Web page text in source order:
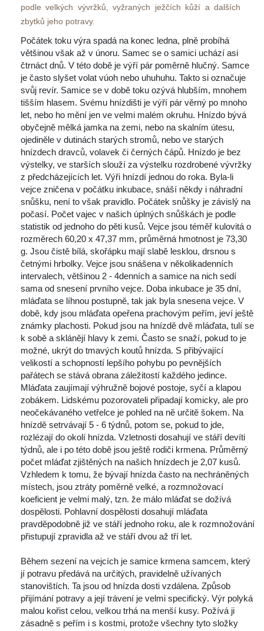
podle velkých vývržků, vyžraných ježčích kůží a dalších
zbytků jeho potravy.
Počátek toku výra spadá na konec ledna, plně probíhá
většinou však až v únoru. Samec se o samici uchází asi
čtrnáct dnů. V této době je výří pár poměrně hlučný. Samce
je často slyšet volat vúoh nebo uhuhuhu. Takto si označuje
vůj revír. Samice se v době toku ozývá hlubším, mnohem
tišším hlasem. Svému hnízdišti je výří pár věrný po mnoho
let, nebo ho mění jen ve velmi malém okruhu. Hnízdo bývá
obyčejně mělká jamka na zemi, nebo na skalním útesu,
ojediněle v dutinách starých stromů, nebo ve starých
hnízdech dravců, volavek či černých čápů. Hnízdo je bez
výstelky, ve starších slouží za výstelku rozdrobené vývržky
z předcházejících let. Výři hnízdí jednou do roka. Byla-li
vejce zničena v počátku inkubace, snáší někdy i náhradní
nůšku, není to však pravidlo. Počátek snůšky je závislý na
počasí. Počet vajec v našich úplných snůškách je podle
tatistik od jednoho do pěti kusů. Vejce jsou téměř kulovitá o
rozměrech 60,20 x 47,37 mm, průměrná hmotnost je 73,30
g. Jsou čistě bílá, skořápku mají slabě lesklou, drsnou s
četnými hrbolky. Vejce jsou snášena v několikadenních
intervalech, většinou 2 - 4denních a samice na nich sedí
ama od snesení prvního vejce. Doba inkubace je 35 dní,
mláďata se líhnou postupně, tak jak byla snesena vejce. V
době, kdy jsou mláďata opeřena prachovým peřím, jeví ještě
známky plachosti. Pokud jsou na hnízdě dvě mláďata, tulí se
k sobě a sklánějí hlavy k zemi. Často se snaží, pokud to je
možné, ukrýt do tmavých koutů hnízda. S přibývající
velikostí a schopností lepšího pohybu po pevnějších
pařátech se stává obrana záležitostí každého jedince.
Mláďata zaujímají výhružně bojové postoje, syčí a klapou
zobákem. Lidskému pozorovateli připadají komicky, ale pro
neočekávaného vetřelce je pohled na ně určitě šokem. Na
hnízdě setrvávají 5 - 6 týdnů, potom se, pokud to jde,
rozlézají do okolí hnízda. Vzletnosti dosahují ve stáří devíti
týdnů, ale i po této době jsou ještě rodiči krmena. Průměrný
počet mláďat zjištěných na našich hnízdech je 2,07 kusů.
Vzhledem k tomu, že bývají hnízda často na nechráněných
místech, jsou ztráty poměrně velké, a rozmnožovací
koeficient je velmi malý, tzn. že málo mláďat se dožívá
dospělosti. Pohlavní dospělosti dosahují mláďata
pravděpodobně již ve stáří jednoho roku, ale k rozmnožování
přistupují zpravidla až ve stáří dvou až tří let.
Během sezení na vejcích je samice krmena samcem, který
jí potravu předává na určitých, pravidelně užívaných
tanovištích. Ta jsou od hnízda dosti vzdálena. Způsob
přijímání potravy a její trávení je velmi specifický. Výr polyká
malou kořist celou, velkou trhá na menší kusy. Požívá ji
zásadně s peřím i s kostmi, protože všechny tyto složky